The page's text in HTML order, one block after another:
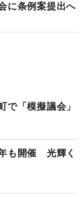
に条例案提出へ
「模擬議会」
も開催 光輝く